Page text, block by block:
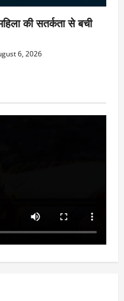
की सतर्कता से बची
6, 2026